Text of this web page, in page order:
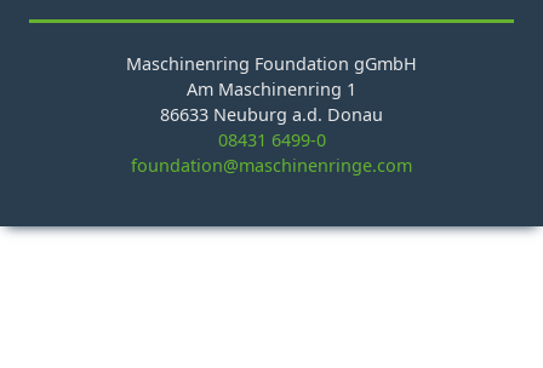
Maschinenring Foundation gGmbH
Am Maschinenring 1
86633 Neuburg a.d. Donau
08431 6499-0
foundation@maschinenringe.com